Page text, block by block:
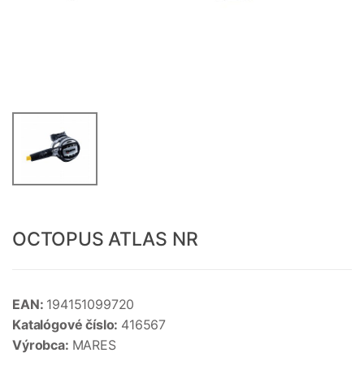
OCTOPUS ATLAS NR
EAN: 194151099720
Katalógové číslo: 416567
Výrobca: MARES